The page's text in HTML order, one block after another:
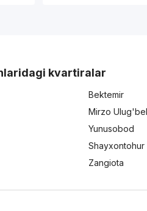
kvartiralar
Bektemir
Mirzo
Yunusobod
Shayxontohur
Zangiota